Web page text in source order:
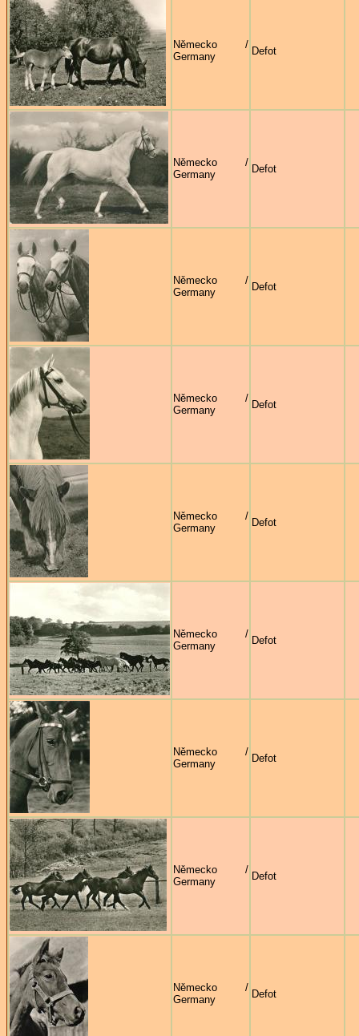
Německo /
Germany
Defot
Německo /
Germany
Defot
Německo /
Germany
Defot
Německo /
Germany
Defot
Německo /
Germany
Defot
Německo /
Germany
Defot
Německo /
Germany
Defot
Německo /
Germany
Defot
Německo /
Germany
Defot